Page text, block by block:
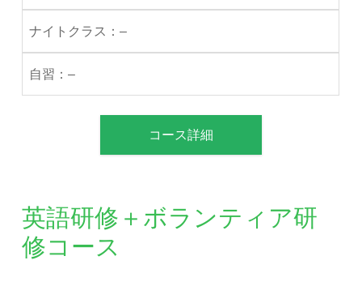
–
–
コース詳細
英語研修＋ボランティア研
修コース